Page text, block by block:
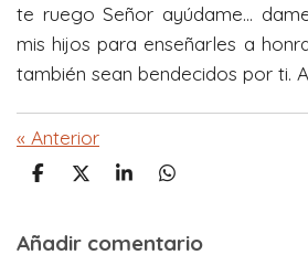
te ruego Señor ayúdame…
mis hijos para enseñarles a
también sean bendecidos por ti.
« Anterior
C
p
C
p
C
p
C
p
Añadir comentario